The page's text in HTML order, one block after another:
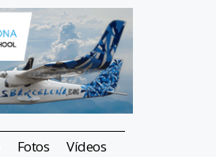
Fotos Vídeos